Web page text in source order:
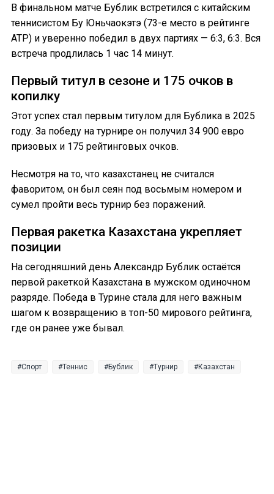
В финальном матче Бублик встретился с китайским
теннисистом Бу Юньчаокэтэ (73-е место в рейтинге
ATP) и уверенно победил в двух партиях — 6:3, 6:3. Вся
встреча продлилась 1 час 14 минут.
Первый титул в сезоне и 175 очков в
копилку
Этот успех стал первым титулом для Бублика в 2025
году. За победу на турнире он получил 34 900 евро
призовых и 175 рейтинговых очков.
Несмотря на то, что казахстанец не считался
фаворитом, он был сеян под восьмым номером и
сумел пройти весь турнир без поражений.
Первая ракетка Казахстана укрепляет
позиции
На сегодняшний день Александр Бублик остаётся
первой ракеткой Казахстана в мужском одиночном
разряде. Победа в Турине стала для него важным
шагом к возвращению в топ-50 мирового рейтинга,
где он ранее уже бывал.
Спорт Теннис Бублик Турнир Казахстан